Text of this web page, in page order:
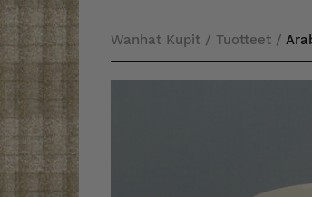
Wanhat Kupit / Tuotteet /